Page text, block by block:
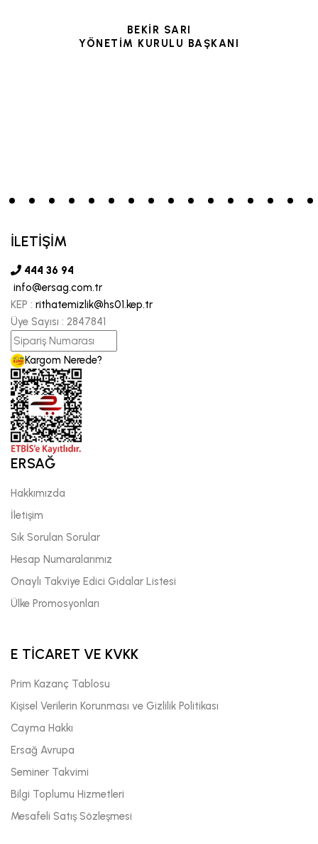
BEKİR SARI
YÖNETİM KURULU BAŞKANI
İLETİŞİM
444 36 94
info@ersag.com.tr
KEP : rithatemizlik@hs01.kep.tr
Üye Sayısı : 2847841
Kargom Nerede?
ERSAĞ
Hakkımızda
İletişim
Sık Sorulan Sorular
Hesap Numaralarımız
Onaylı Takviye Edici Gıdalar Listesi
Ülke Promosyonları
E TİCARET VE KVKK
Prim Kazanç Tablosu
Kişisel Verilerin Korunması ve Gizlilik Politikası
Cayma Hakkı
Ersağ Avrupa
Seminer Takvimi
Bilgi Toplumu Hizmetleri
Mesafeli Satış Sözleşmesi